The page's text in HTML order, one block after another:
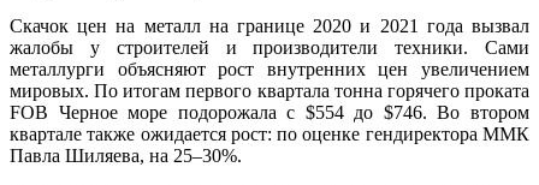
Скачок цен на металл на границе 2020 и 2021 года вызвал
жалобы у строителей и производители техники. Сами
металлурги объясняют рост внутренних цен увеличением
мировых. По итогам первого квартала тонна горячего проката
FOB Черное море подорожала с $554 до $746. Во втором
квартале также ожидается рост: по оценке гендиректора ММК
Павла Шиляева, на 25–30%.